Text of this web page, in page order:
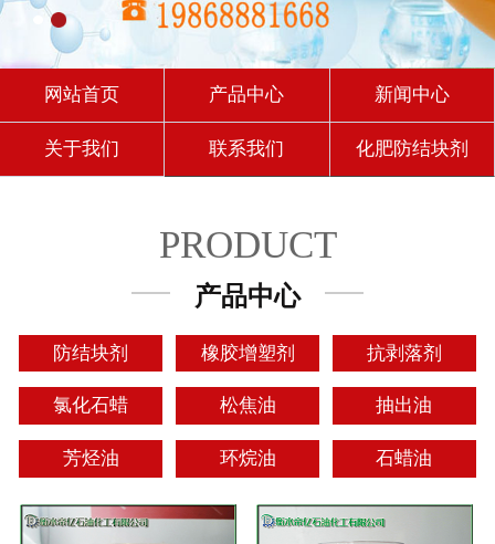
网站首页 产品中心 新闻中心
关于我们 联系我们 化肥防结块剂
PRODUCT
产品中心
防结块剂 橡胶增塑剂 抗剥落剂
氯化石蜡 松焦油 抽出油
芳烃油 环烷油 石蜡油